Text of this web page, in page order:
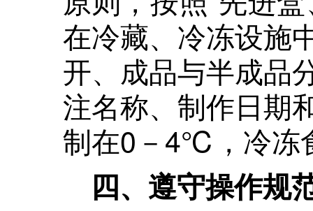
在冷藏、冷冻设施
开、成品与半成品
注名称、制作日期
制在0－4℃，冷冻
四、遵守操作规